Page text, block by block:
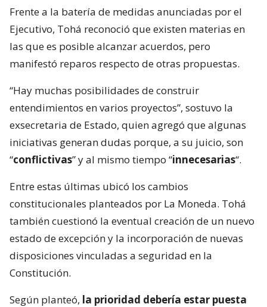
Frente a la batería de medidas anunciadas por el
Ejecutivo, Tohá reconoció que existen materias en
las que es posible alcanzar acuerdos, pero
manifestó reparos respecto de otras propuestas.
“Hay muchas posibilidades de construir
entendimientos en varios proyectos”, sostuvo la
exsecretaria de Estado, quien agregó que algunas
iniciativas generan dudas porque, a su juicio, son
“conflictivas” y al mismo tiempo “innecesarias“.
Entre estas últimas ubicó los cambios
constitucionales planteados por La Moneda. Tohá
también cuestionó la eventual creación de un nuevo
estado de excepción y la incorporación de nuevas
disposiciones vinculadas a seguridad en la
Constitución.
Según planteó, la prioridad debería estar puesta